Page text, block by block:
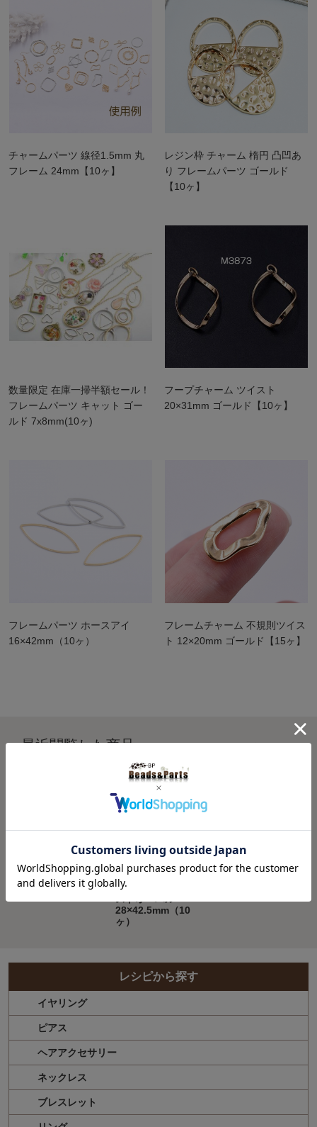
チャームパーツ 線径1.5mm 丸
フレーム 24mm【10ヶ】
レジン枠 チャーム 楕円 凸凹あ
り フレームパーツ ゴールド
【10ヶ】
数量限定 在庫一掃半額セール！
フレームパーツ キャット ゴー
ルド 7x8mm(10ヶ)
フープチャーム ツイスト
20×31mm ゴールド【10ヶ】
フレームパーツ ホースアイ
16×42mm（10ヶ）
フレームチャーム 不規則ツイス
ト 12×20mm ゴールド【15ヶ】
最近閲覧した商品
高品質メタルフレ
ームチャーム ツイ
28×42.5mm（10
ヶ）
レシピから探す
イヤリング
ピアス
ヘアアクセサリー
ネックレス
ブレスレット